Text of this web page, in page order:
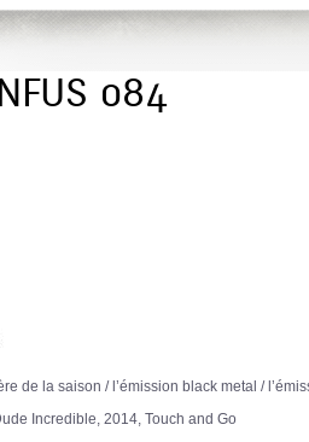
084
de la saison / l’émission black metal /
Incredible, 2014, Touch and Go